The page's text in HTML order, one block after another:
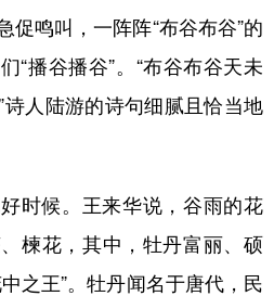
促鸣叫，一阵阵“布谷布谷”的
“播谷播谷”。“布谷布谷天未
人陆游的诗句细腻且恰当地
候。王来华说，谷雨的花
楝花，其中，牡丹富丽、硕
之王”。牡丹闻名于唐代，民